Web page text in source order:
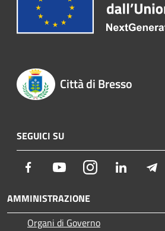
Città di Bresso
SEGUICI SU
Facebook YoutubeInstagram LinkedIn
AMMINISTRAZIONE
Organi di Governo